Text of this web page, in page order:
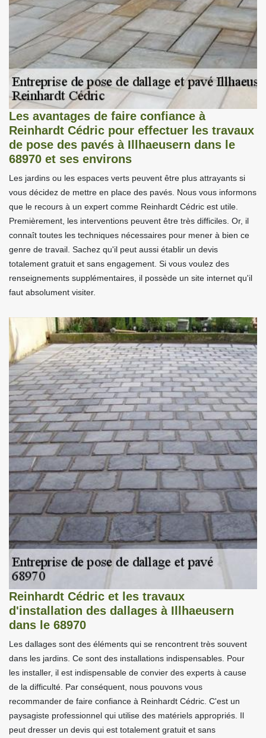
Les avantages de faire confiance à
Reinhardt Cédric pour effectuer les travaux
de pose des pavés à Illhaeusern dans le
68970 et ses environs
Les jardins ou les espaces verts peuvent être plus attrayants si
vous décidez de mettre en place des pavés. Nous vous informons
que le recours à un expert comme Reinhardt Cédric est utile.
Premièrement, les interventions peuvent être très difficiles. Or, il
connaît toutes les techniques nécessaires pour mener à bien ce
genre de travail. Sachez qu'il peut aussi établir un devis
totalement gratuit et sans engagement. Si vous voulez des
renseignements supplémentaires, il possède un site internet qu'il
faut absolument visiter.
Reinhardt Cédric et les travaux
d'installation des dallages à Illhaeusern
dans le 68970
Les dallages sont des éléments qui se rencontrent très souvent
dans les jardins. Ce sont des installations indispensables. Pour
les installer, il est indispensable de convier des experts à cause
de la difficulté. Par conséquent, nous pouvons vous
recommander de faire confiance à Reinhardt Cédric. C'est un
paysagiste professionnel qui utilise des matériels appropriés. Il
peut dresser un devis qui est totalement gratuit et sans